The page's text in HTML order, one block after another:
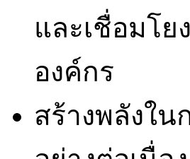
และเชื่อมโย
องค์กร
สร้างพลังใน